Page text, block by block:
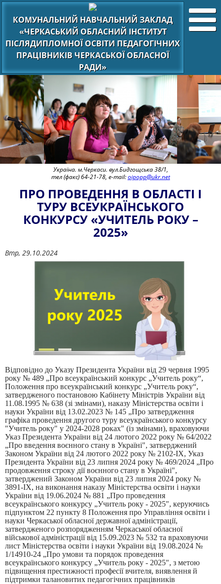
КОМУНАЛЬНИЙ НАВЧАЛЬНИЙ ЗАКЛАД
«ЧЕРКАСЬКИЙ ОБЛАСНИЙ ІНСТИТУТ
ПІСЛЯДИПЛОМНОЇ ОСВІТИ ПЕДАГОГІЧНИХ
ПРАЦІВНИКІВ ЧЕРКАСЬКОЇ ОБЛАСНОЇ
РАДИ»
Україна. м.Черкаси. вул.Бидгощська 38/1,
тел (факс) 64-21-78, e-mail:oipopp@ukr.net
ПРО ПРОВЕДЕННЯ В ОБЛАСТІ І
ТУРУ ВСЕУКРАЇНСЬКОГО
КОНКУРСУ «УЧИТЕЛЬ РОКУ –
2025»
Втр, 29.10.2024
Відповідно до Указу Президента України від 29 червня 1995
року № 489 „Про всеукраїнський конкурс „Учитель року“,
Положення про всеукраїнський конкурс „Учитель року“,
затвердженого постановою Кабінету Міністрів України від
11.08.1995 № 638 (зі змінами), наказу Міністерства освіти і
науки України від 13.02.2023 № 145 „Про затвердження
графіка проведення другого туру всеукраїнського конкурсу
"Учитель року" у 2024-2028 роках" (із змінами), враховуючи
Указ Президента України від 24 лютого 2022 року № 64/2022
„Про введення воєнного стану в Україні", затверджений
Законом України від 24 лютого 2022 року № 2102-ІХ, Указ
Президента України від 23 липня 2024 року № 469/2024 „Про
продовження строку дії воєнного стану в Україні",
затверджений Законом України від 23 липня 2024 року №
3891-ІХ, на виконання наказу Міністерства освіти і науки
України від 19.06.2024 № 881 „Про проведення
всеукраїнського конкурсу „Учитель року - 2025", керуючись
підпунктом 22 пункту 8 Положення про Управління освіти і
науки Черкаської обласної державної адміністрації,
затвердженого розпорядженням Черкаської обласної
військової адміністрації від 15.09.2023 № 532 та враховуючи
лист Міністерства освіти і науки України від 19.08.2024 №
1/14910-24 „Про умови та порядок проведення
всеукраїнського конкурсу „Учитель року - 2025", з метою
підвищення престижності професії вчителя, виявлення й
підтримки талановитих педагогічних працівників